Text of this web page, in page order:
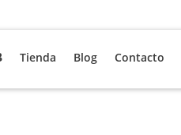
Tienda Blog Contacto